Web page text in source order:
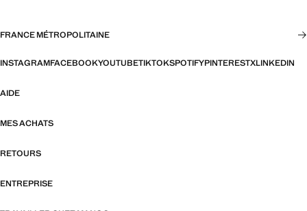
FRANCE MÉTROPOLITAINE
INSTAGRAMFACEBOOKYOUTUBETIKTOKSPOTIFYPINTERESTXLINKEDIN
AIDE
MES ACHATS
RETOURS
ENTREPRISE